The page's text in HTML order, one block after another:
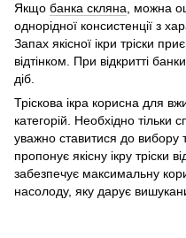
Якщо банка скляна, можна
однорідної консистенції з
Запах якісної ікри тріски
відтінком. При відкритті
діб.
Тріскова ікра корисна для
категорій. Необхідно тільки
уважно ставитися до вибору
пропонує якісну ікру тріски
забезпечує максимальну
насолоду, яку дарує